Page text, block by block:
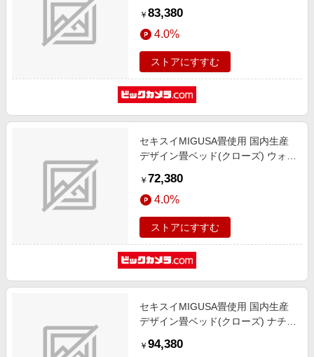
ブルサイズ]
￥ 83,380
4.0%
ストアにすすむ
セキスイMIGUSA畳使用 国内生産
デザイン畳ベッド(クローズ) ウォル
ルサイズ]
￥ 72,380
4.0%
ストアにすすむ
セキスイMIGUSA畳使用 国内生産
デザイン畳ベッド(クローズ) ナチュ
ズ]
￥ 94,380